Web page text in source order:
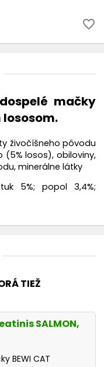
favorite_border
mačky
lososom.
živočíšneho pôvodu
(5% losos), obiloviny,
minerálne látky
5%; popol 3,4%;
TIEŽ
SALMON,
BEWI CAT